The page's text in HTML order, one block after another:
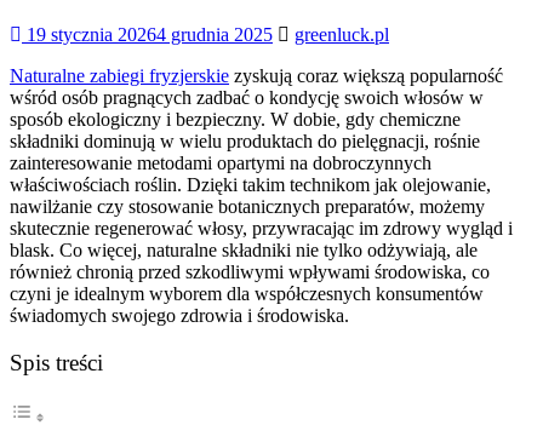
19 stycznia 20264 grudnia 2025
greenluck.pl
Naturalne zabiegi fryzjerskie zyskują coraz większą popularność
wśród osób pragnących zadbać o kondycję swoich włosów w
sposób ekologiczny i bezpieczny. W dobie, gdy chemiczne
składniki dominują w wielu produktach do pielęgnacji, rośnie
zainteresowanie metodami opartymi na dobroczynnych
właściwościach roślin. Dzięki takim technikom jak olejowanie,
nawilżanie czy stosowanie botanicznych preparatów, możemy
skutecznie regenerować włosy, przywracając im zdrowy wygląd i
blask. Co więcej, naturalne składniki nie tylko odżywiają, ale
również chronią przed szkodliwymi wpływami środowiska, co
czyni je idealnym wyborem dla współczesnych konsumentów
świadomych swojego zdrowia i środowiska.
Spis treści